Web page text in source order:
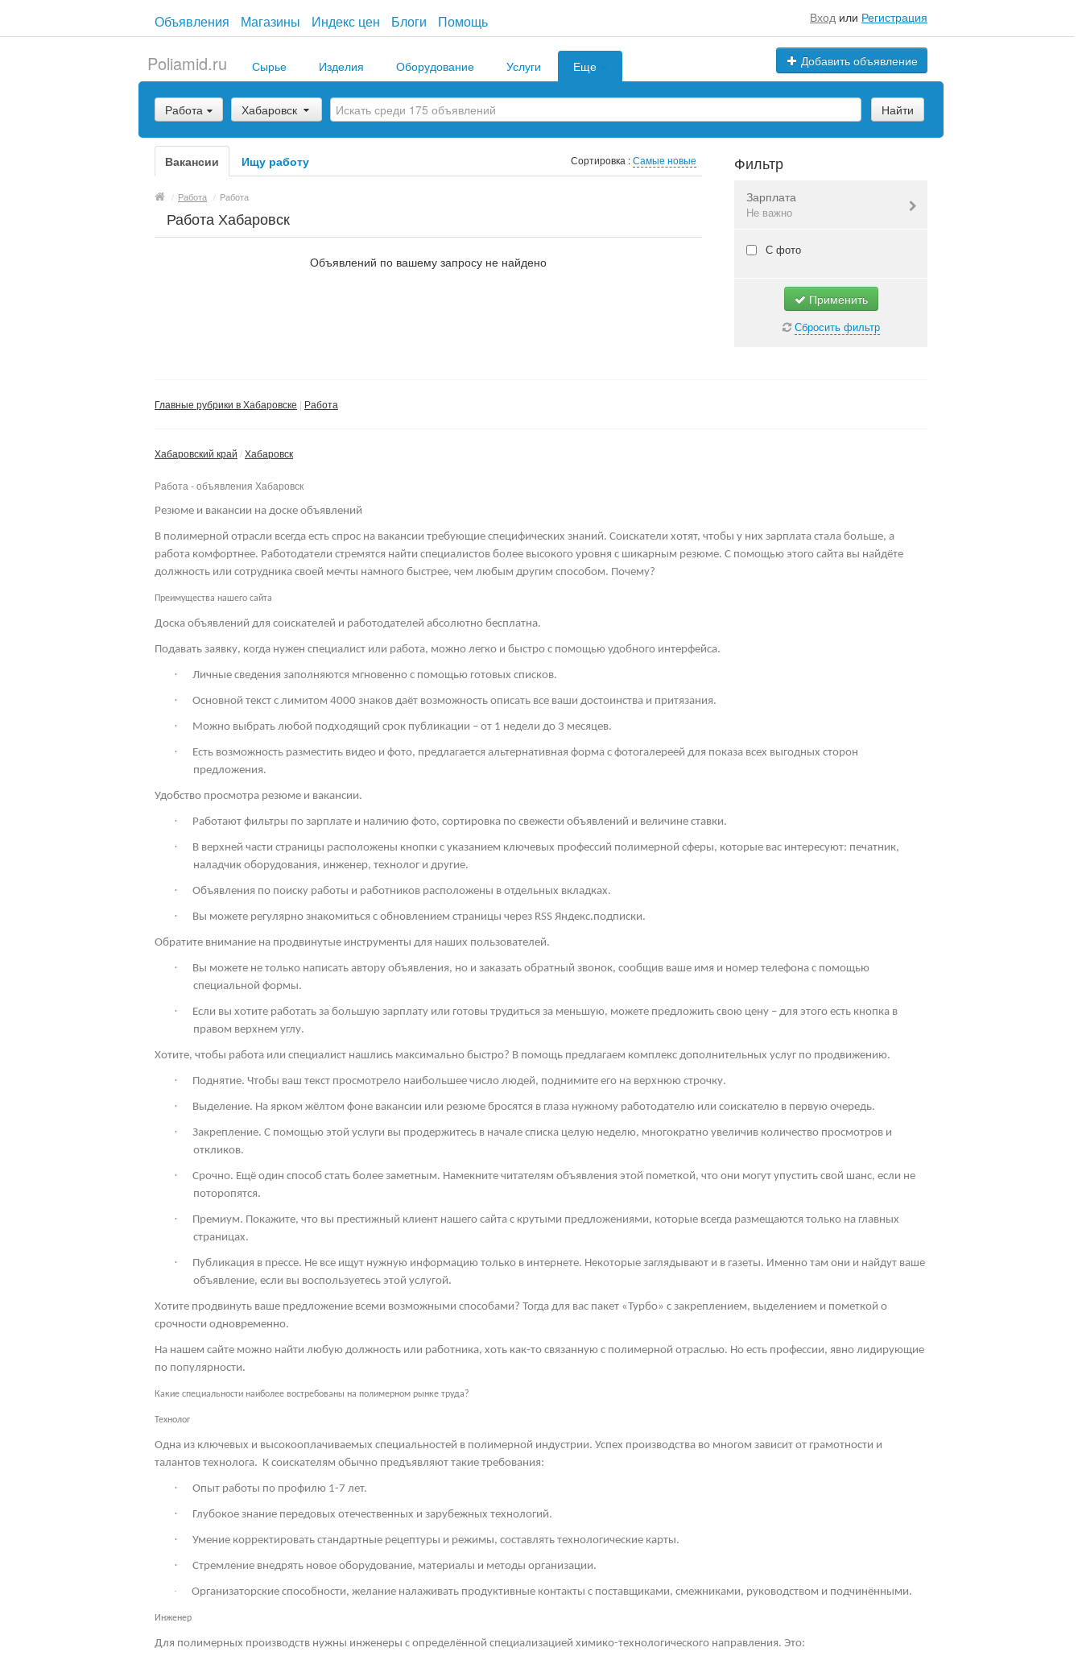
Объявления Магазины Индекс цен Блоги Помощь Вход или Регистрация
Добавить объявление
Poliamid.ru Сырье Изделия Оборудование Услуги Еще
Работа Хабаровск Найти
Вакансии Ищу работу Сортировка :Самые новые
/ Работа / Работа
Работа Хабаровск
Объявлений по вашему запросу не найдено
Фильтр
Зарплата
Не важно
Валюта:руб.
Не важно
С фото
Применить
Сбросить фильтр
Главные рубрики в Хабаровске Работа
Хабаровский край Хабаровск
Работа - объявления Хабаровск
Резюме и вакансии на доске объявлений
В полимерной отрасли всегда есть спрос на вакансии требующие специфических знаний. Соискатели хотят, чтобы у них зарплата стала больше, а
работа комфортнее. Работодатели стремятся найти специалистов более высокого уровня с шикарным резюме. С помощью этого сайта вы найдёте
должность или сотрудника своей мечты намного быстрее, чем любым другим способом. Почему?
Преимущества нашего сайта
Доска объявлений для соискателей и работодателей абсолютно бесплатна.
Подавать заявку, когда нужен специалист или работа, можно легко и быстро с помощью удобного интерфейса.
· Личные сведения заполняются мгновенно с помощью готовых списков.
· Основной текст с лимитом 4000 знаков даёт возможность описать все ваши достоинства и притязания.
· Можно выбрать любой подходящий срок публикации – от 1 недели до 3 месяцев.
·
Есть возможность разместить видео и фото, предлагается альтернативная форма с фотогалереей для показа всех выгодных сторон
предложения.
Удобство просмотра резюме и вакансии.
· Работают фильтры по зарплате и наличию фото, сортировка по свежести объявлений и величине ставки.
·
В верхней части страницы расположены кнопки с указанием ключевых профессий полимерной сферы, которые вас интересуют: печатник,
наладчик оборудования, инженер, технолог и другие.
· Объявления по поиску работы и работников расположены в отдельных вкладках.
· Вы можете регулярно знакомиться с обновлением страницы через RSS Яндекс.подписки.
Обратите внимание на продвинутые инструменты для наших пользователей.
·
Вы можете не только написать автору объявления, но и заказать обратный звонок, сообщив ваше имя и номер телефона с помощью
специальной формы.
·
Если вы хотите работать за большую зарплату или готовы трудиться за меньшую, можете предложить свою цену – для этого есть кнопка в
правом верхнем углу.
Хотите, чтобы работа или специалист нашлись максимально быстро? В помощь предлагаем комплекс дополнительных услуг по продвижению.
· Поднятие. Чтобы ваш текст просмотрело наибольшее число людей, поднимите его на верхнюю строчку.
· Выделение. На ярком жёлтом фоне вакансии или резюме бросятся в глаза нужному работодателю или соискателю в первую очередь.
·
Закрепление. С помощью этой услуги вы продержитесь в начале списка целую неделю, многократно увеличив количество просмотров и
откликов.
·
Срочно. Ещё один способ стать более заметным. Намекните читателям объявления этой пометкой, что они могут упустить свой шанс, если не
поторопятся.
·
Премиум. Покажите, что вы престижный клиент нашего сайта с крутыми предложениями, которые всегда размещаются только на главных
страницах.
·
Публикация в прессе. Не все ищут нужную информацию только в интернете. Некоторые заглядывают и в газеты. Именно там они и найдут ваше
объявление, если вы воспользуетесь этой услугой.
Хотите продвинуть ваше предложение всеми возможными способами? Тогда для вас пакет «Турбо» с закреплением, выделением и пометкой о
срочности одновременно.
На нашем сайте можно найти любую должность или работника, хоть как-то связанную с полимерной отраслью. Но есть профессии, явно лидирующие
по популярности.
Какие специальности наиболее востребованы на полимерном рынке труда?
Технолог
Одна из ключевых и высокооплачиваемых специальностей в полимерной индустрии. Успех производства во многом зависит от грамотности и
талантов технолога. К соискателям обычно предъявляют такие требования:
· Опыт работы по профилю 1-7 лет.
· Глубокое знание передовых отечественных и зарубежных технологий.
· Умение корректировать стандартные рецептуры и режимы, составлять технологические карты.
· Стремление внедрять новое оборудование, материалы и методы организации.
· Организаторские способности, желание налаживать продуктивные контакты с поставщиками, смежниками, руководством и подчинёнными.
Инженер
Для полимерных производств нужны инженеры с определённой специализацией химико-технологического направления. Это: